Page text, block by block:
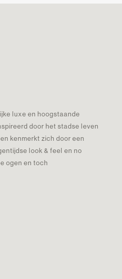
luxe en hoogstaande
door het stadse leven
kenmerkt zich door een
look & feel en no
ogen en toch